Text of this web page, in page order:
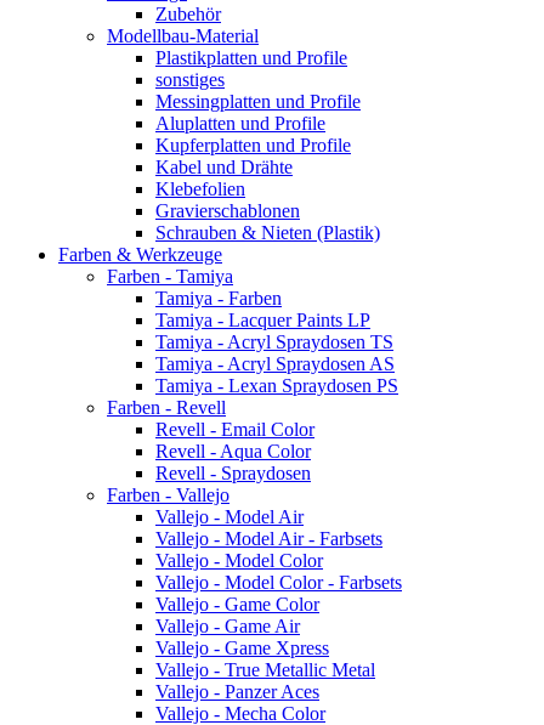
Zubehör
Modellbau-Material
Plastikplatten und Profile
sonstiges
Messingplatten und Profile
Aluplatten und Profile
Kupferplatten und Profile
Kabel und Drähte
Klebefolien
Gravierschablonen
Schrauben & Nieten (Plastik)
Farben & Werkzeuge
Farben - Tamiya
Tamiya - Farben
Tamiya - Lacquer Paints LP
Tamiya - Acryl Spraydosen TS
Tamiya - Acryl Spraydosen AS
Tamiya - Lexan Spraydosen PS
Farben - Revell
Revell - Email Color
Revell - Aqua Color
Revell - Spraydosen
Farben - Vallejo
Vallejo - Model Air
Vallejo - Model Air - Farbsets
Vallejo - Model Color
Vallejo - Model Color - Farbsets
Vallejo - Game Color
Vallejo - Game Air
Vallejo - Game Xpress
Vallejo - True Metallic Metal
Vallejo - Panzer Aces
Vallejo - Mecha Color